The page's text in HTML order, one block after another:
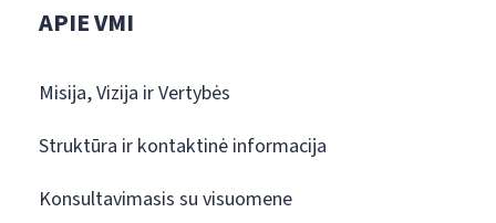
APIE VMI
Misija, Vizija ir Vertybės
Struktūra ir kontaktinė informacija
Konsultavimasis su visuomene